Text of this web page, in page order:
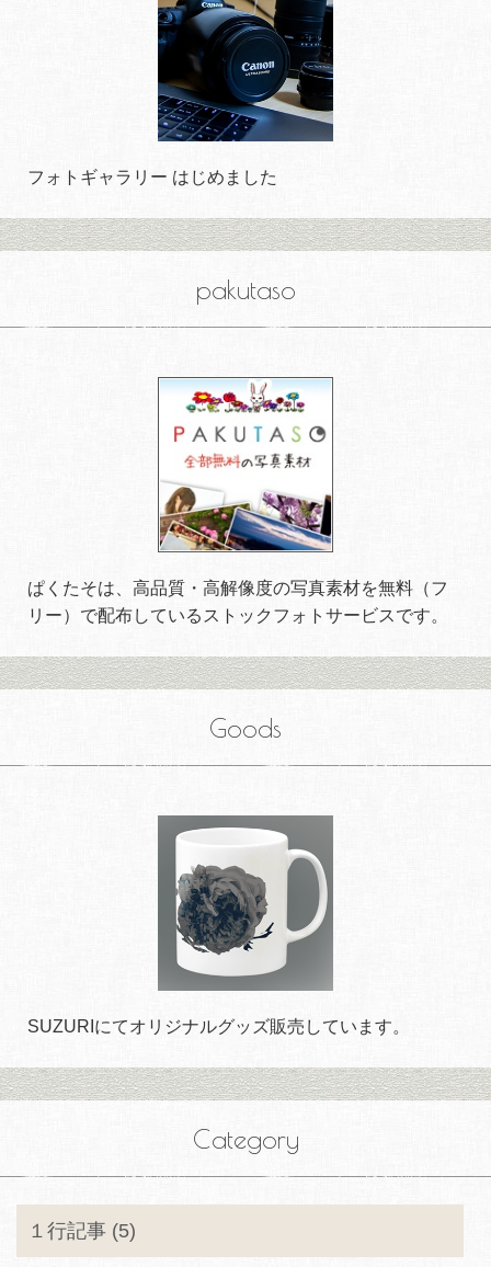
フォトギャラリー はじめました
pakutaso
ぱくたそは、高品質・高解像度の写真素材を無料（フ
リー）で配布しているストックフォトサービスです。
Goods
SUZURIにてオリジナルグッズ販売しています。
Category
１行記事 (5)